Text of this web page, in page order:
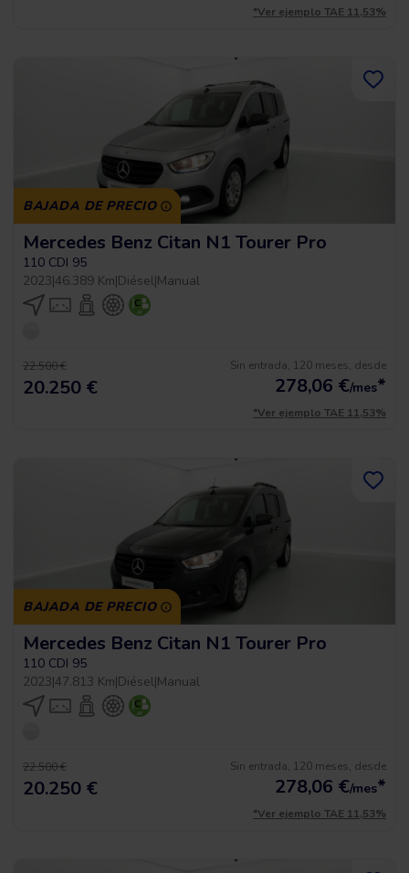
*Ver ejemplo TAE 11,53%
BAJADA DE PRECIO
Mercedes Benz Citan N1 Tourer Pro
110 CDI 95
2023|46.389 Km|Diésel|Manual
22.500 €
20.250 €
Sin entrada, 120 meses, desde
278,06 €/mes*
*Ver ejemplo TAE 11,53%
BAJADA DE PRECIO
Mercedes Benz Citan N1 Tourer Pro
110 CDI 95
2023|47.813 Km|Diésel|Manual
22.500 €
20.250 €
Sin entrada, 120 meses, desde
278,06 €/mes*
*Ver ejemplo TAE 11,53%